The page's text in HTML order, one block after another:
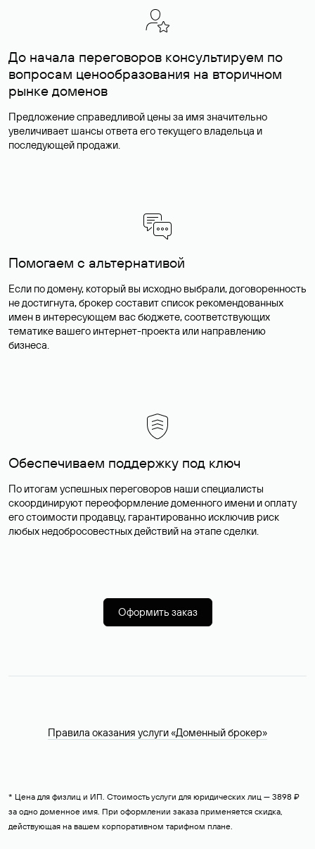
До начала переговоров консультируем по
вопросам ценообразования на вторичном
рынке доменов
Предложение справедливой цены за имя значительно
увеличивает шансы ответа его текущего владельца и
последующей продажи.
Помогаем с альтернативой
Если по домену, который вы исходно выбрали, договоренность
не достигнута, брокер составит список рекомендованных
имен в интересующем вас бюджете, соответствующих
тематике вашего интернет-проекта или направлению
бизнеса.
Обеспечиваем поддержку под ключ
По итогам успешных переговоров наши специалисты
скоординируют переоформление доменного имени и оплату
его стоимости продавцу, гарантированно исключив риск
любых недобросовестных действий на этапе сделки.
Оформить заказ
Правила оказания услуги «Доменный брокер»
* Цена для физлиц и ИП. Стоимость услуги для юридических лиц — 3898 ₽
за одно доменное имя. При оформлении заказа применяется скидка,
действующая на вашем корпоративном тарифном плане.